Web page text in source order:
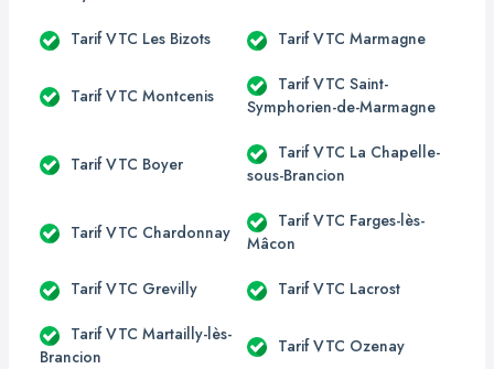
Tarif VTC Les Bizots Tarif VTC Marmagne
Tarif VTC Montcenis
Tarif VTC Saint-
Symphorien-de-Marmagne
Tarif VTC Boyer
Tarif VTC La Chapelle-
sous-Brancion
Tarif VTC Chardonnay
Tarif VTC Farges-lès-
Mâcon
Tarif VTC Grevilly Tarif VTC Lacrost
Tarif VTC Martailly-lès-
Brancion
Tarif VTC Ozenay